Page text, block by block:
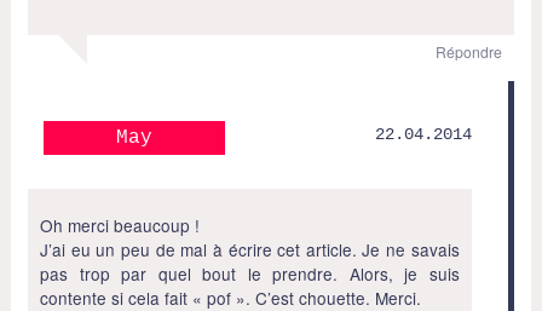
Répondre
May 22.04.2014
Oh merci beaucoup !
J’ai eu un peu de mal à écrire cet article. Je ne savais
pas trop par quel bout le prendre. Alors, je suis
contente si cela fait « pof ». C’est chouette. Merci.